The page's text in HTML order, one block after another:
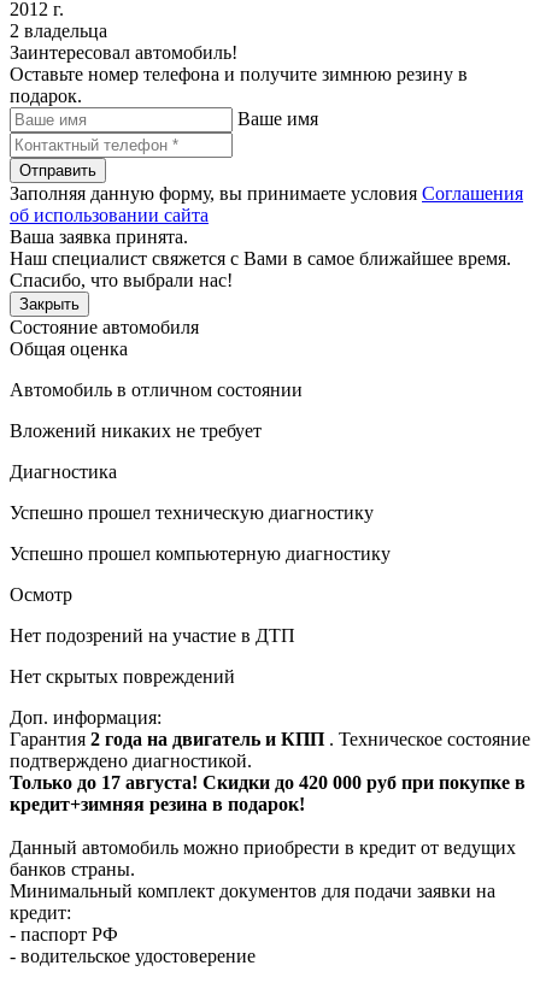
2012 г.
2 владельца
Заинтересовал автомобиль!
Оставьте номер телефона и получите зимнюю резину в
подарок.
Ваше имя
Отправить
Заполняя данную форму, вы принимаете условия Соглашения
об использовании сайта
Ваша заявка принята.
Наш специалист свяжется с Вами в самое ближайшее время.
Спасибо, что выбрали нас!
Закрыть
Состояние автомобиля
Общая оценка
Автомобиль в отличном состоянии
Вложений никаких не требует
Диагностика
Успешно прошел техническую диагностику
Успешно прошел компьютерную диагностику
Осмотр
Нет подозрений на участие в ДТП
Нет скрытых повреждений
Доп. информация:
Гарантия 2 года на двигатель и КПП . Техническое состояние
подтверждено диагностикой.
Только до 17 августа! Скидки до 420 000 руб при покупке в
кредит+зимняя резина в подарок!
Данный автомобиль можно приобрести в кредит от ведущих
банков страны.
Минимальный комплект документов для подачи заявки на
кредит:
- паспорт РФ
- водительское удостоверение